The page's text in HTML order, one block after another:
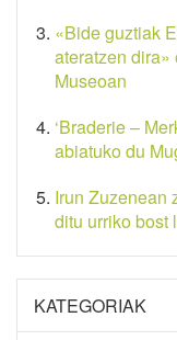
«Bide guztiak
ateratzen
Museoan
‘Braderie –
abiatuko du
Irun Zuzenean
ditu urriko bost
KATEGORIAK